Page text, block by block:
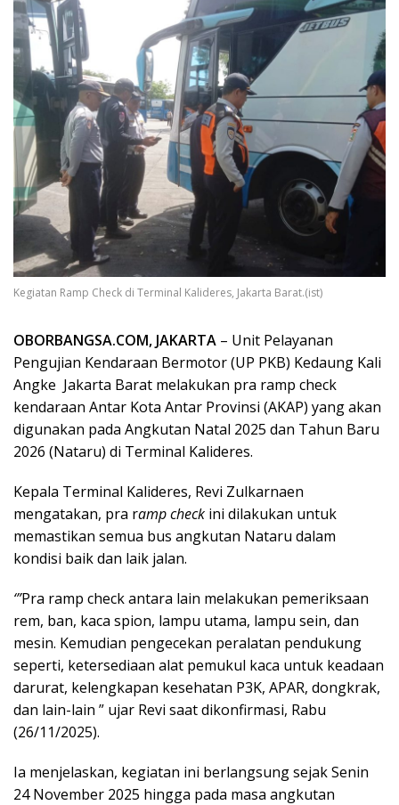
Kegiatan Ramp Check di Terminal Kalideres, Jakarta Barat.(ist)
OBORBANGSA.COM, JAKARTA – Unit Pelayanan
Pengujian Kendaraan Bermotor (UP PKB) Kedaung Kali
Angke Jakarta Barat melakukan pra ramp check
kendaraan Antar Kota Antar Provinsi (AKAP) yang akan
digunakan pada Angkutan Natal 2025 dan Tahun Baru
2026 (Nataru) di Terminal Kalideres.
Kepala Terminal Kalideres, Revi Zulkarnaen
mengatakan, pra ramp check ini dilakukan untuk
memastikan semua bus angkutan Nataru dalam
kondisi baik dan laik jalan.
‘”Pra ramp check antara lain melakukan pemeriksaan
rem, ban, kaca spion, lampu utama, lampu sein, dan
mesin. Kemudian pengecekan peralatan pendukung
seperti, ketersediaan alat pemukul kaca untuk keadaan
darurat, kelengkapan kesehatan P3K, APAR, dongkrak,
dan lain-lain ” ujar Revi saat dikonfirmasi, Rabu
(26/11/2025).
Ia menjelaskan, kegiatan ini berlangsung sejak Senin
24 November 2025 hingga pada masa angkutan